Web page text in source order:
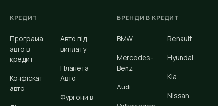
КРЕДИТ
Програма
авто в
кредит
Конфіскат
авто
Авто під
виплату
Планета
Авто
Фургони в
БРЕНДИ В КРЕДИТ
BMW
Mercedes-
Benz
Audi
Renault
Hyundai
Kia
Nissan